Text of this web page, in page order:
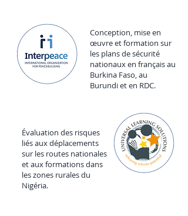
Conception, mise en
œuvre et formation sur
les plans de sécurité
nationaux en français au
Burkina Faso, au
Burundi et en RDC.
Évaluation des risques
liés aux déplacements
sur les routes nationales
et aux formations dans
les zones rurales du
Nigéria.